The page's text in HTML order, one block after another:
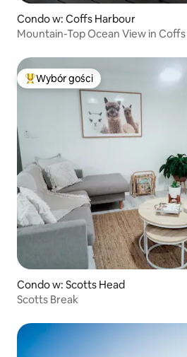
Condo w: Coffs Harbour
Mountain-Top Ocean View in
Najpopularniejsze z kategorii
Wybór gości
Condo w: Scotts Head
Scotts Break